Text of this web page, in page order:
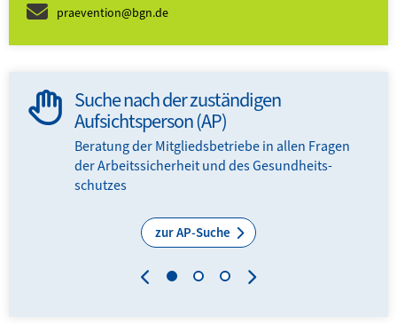
praevention@bgn.de
Suche nach der zuständigen
Aufsichtsperson (AP)
Beratung der Mitglieds­­betriebe in allen Fragen
der Arbeits­sicherheit und des Gesundheits­
schutzes
zur AP-Suche